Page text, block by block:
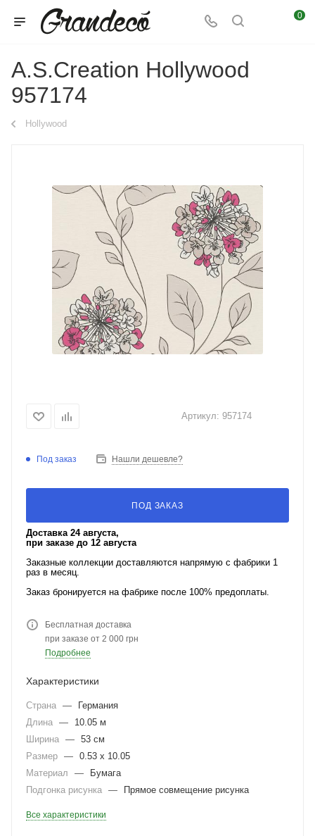
0
A.S.Creation Hollywood
957174
Hollywood
Артикул: 957174
Под заказ Нашли дешевле?
ПОД ЗАКАЗ
Доставка 24 августа,
при заказе до 12 августа
Заказные коллекции доставляются напрямую с фабрики 1
раз в месяц.
Заказ бронируется на фабрике после 100% предоплаты.
Бесплатная доставка
при заказе от 2 000 грн
Подробнее
Характеристики
Страна —
Германия
Длина —
10.05 м
Ширина — 53 см
Размер — 0.53 x 10.05
Материал
—
Бумага
Подгонка рисунка — Прямое совмещение рисунка
Все характеристики